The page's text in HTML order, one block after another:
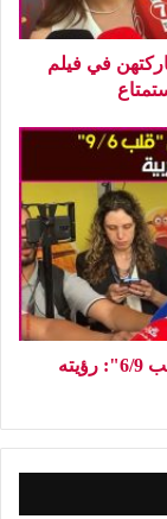
في فيلم
إدريس الروخ في العرض الأول لفيلم "قلب 6/9": رؤيته